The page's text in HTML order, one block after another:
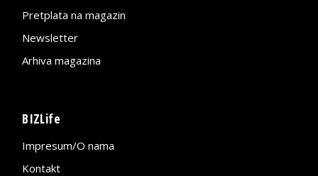
Pretplata na magazin
Newsletter
Arhiva magazina
BIZLife
Impresum/O nama
Kontakt